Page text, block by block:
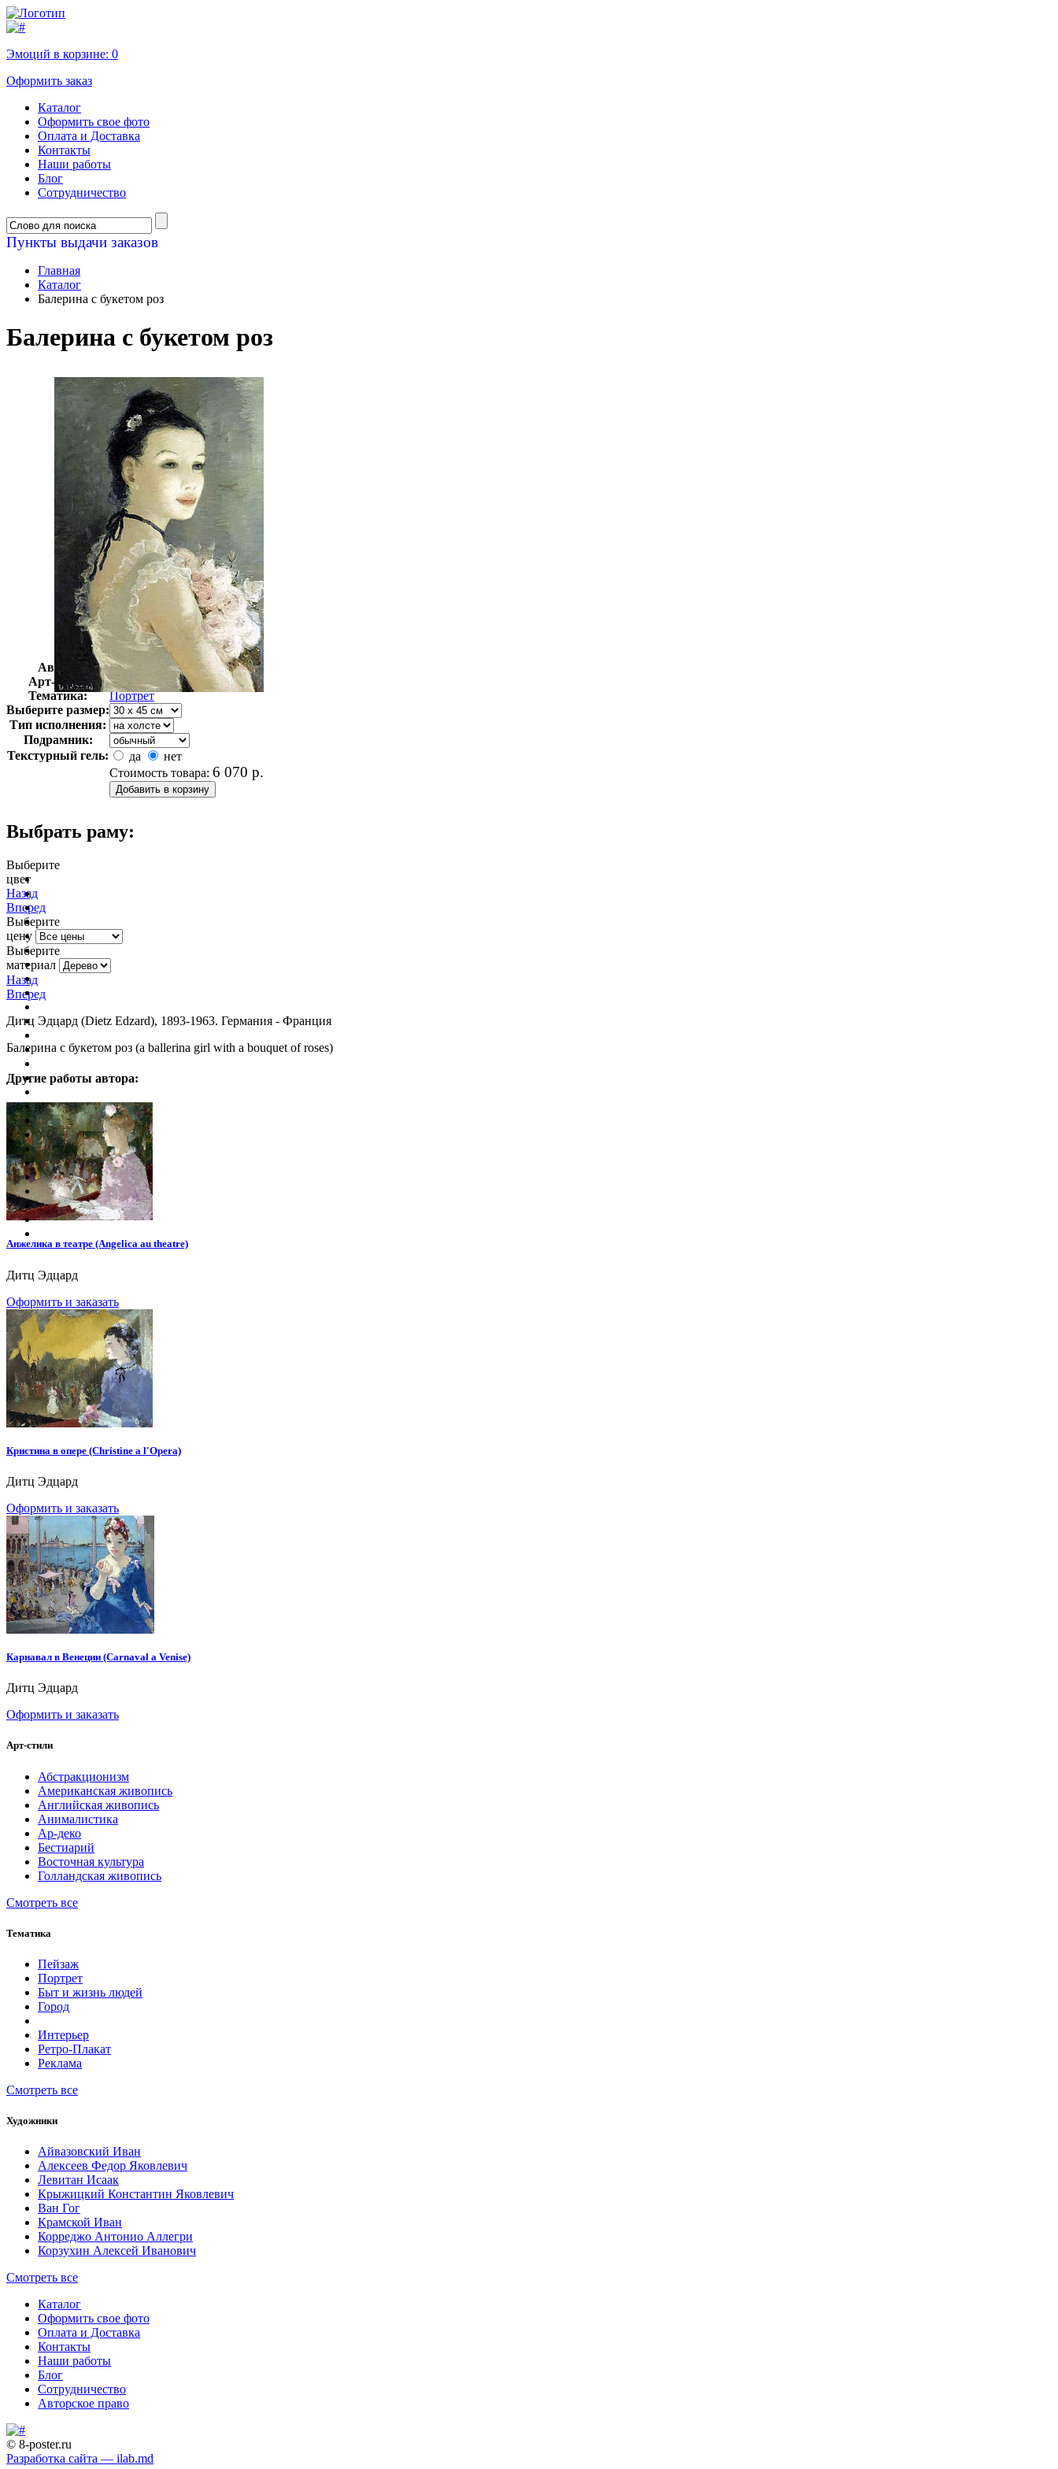
Эмоций в корзине: 0
Оформить заказ
Каталог
Оформить свое фото
Оплата и Доставка
Контакты
Наши работы
Блог
Сотрудничество
Пункты выдачи заказов
Главная
Каталог
Балерина с букетом роз
Балерина с букетом роз
Автор:
Дитц Эдцард
Арт-стиль
Немецкая живопись
Тематика:
Портрет
Выберите размер:
Тип исполнения:
Подрамник:
Текстурный гель:
да
нет
Стоимость товара: 6 070 р.
Выбрать раму:
Выберите
цвет
Назад
Вперед
Выберите
цену
Выберите
материал
Назад
Вперед
Дитц Эдцард (Dietz Edzard), 1893-1963. Германия - Франция
Балерина с букетом роз (a ballerina girl with a bouquet of roses)
Другие работы автора:
Анжелика в театре (Angelica au theatre)
Дитц Эдцард
Оформить и заказать
Кристина в опере (Christine a l'Opera)
Дитц Эдцард
Оформить и заказать
Карнавал в Венеции (Carnaval a Venise)
Дитц Эдцард
Оформить и заказать
Арт-стили
Абстракционизм
Американская живопись
Английская живопись
Анималистика
Ар-деко
Бестиарий
Восточная культура
Голландская живопись
Смотреть все
Тематика
Пейзаж
Портрет
Быт и жизнь людей
Город
Интерьер
Ретро-Плакат
Реклама
Смотреть все
Художники
Айвазовский Иван
Алексеев Федор Яковлевич
Левитан Исаак
Крыжицкий Константин Яковлевич
Ван Гог
Крамской Иван
Корреджо Антонио Аллегри
Корзухин Алексей Иванович
Смотреть все
Каталог
Оформить свое фото
Оплата и Доставка
Контакты
Наши работы
Блог
Сотрудничество
Авторское право
© 8-poster.ru
Разработка сайта — ilab.md